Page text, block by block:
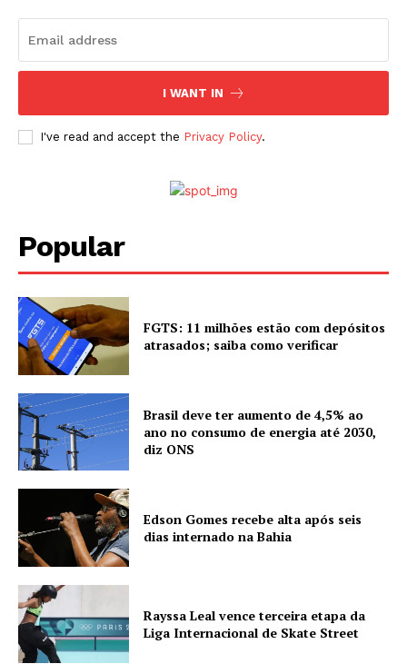
I WANT IN
I've read and accept the Privacy Policy.
Popular
FGTS: 11 milhões estão com depósitos
atrasados; saiba como verificar
Brasil deve ter aumento de 4,5% ao
ano no consumo de energia até 2030,
diz ONS
Edson Gomes recebe alta após seis
dias internado na Bahia
Rayssa Leal vence terceira etapa da
Liga Internacional de Skate Street